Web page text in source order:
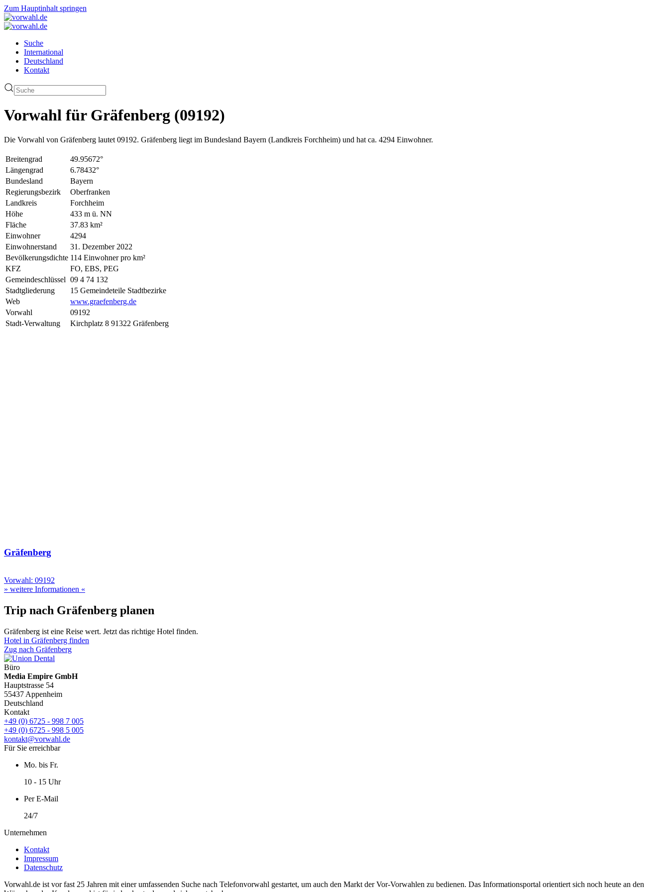
Zum Hauptinhalt springen
Suche
International
Deutschland
Kontakt
Vorwahl für Gräfenberg (09192)
Die Vorwahl von Gräfenberg lautet 09192. Gräfenberg liegt im Bundesland Bayern (Landkreis Forchheim) und hat ca. 4294 Einwohner.
Breitengrad
49.95672°
Längengrad
6.78432°
Bundesland
Bayern
Regierungsbezirk
Oberfranken
Landkreis
Forchheim
Höhe
433 m ü. NN
Fläche
37.83 km²
Einwohner
4294
Einwohnerstand
31. Dezember 2022
Bevölkerungsdichte 114 Einwohner pro km²
KFZ
FO, EBS, PEG
Gemeindeschlüssel 09 4 74 132
Stadtgliederung
15 Gemeindeteile Stadtbezirke
Web
www.graefenberg.de
Vorwahl
09192
Stadt-Verwaltung
Kirchplatz 8 91322 Gräfenberg
Gräfenberg
Vorwahl: 09192
» weitere Informationen «
Trip nach Gräfenberg planen
Gräfenberg ist eine Reise wert. Jetzt das richtige Hotel finden.
Hotel in Gräfenberg finden
Zug nach Gräfenberg
Büro
Media Empire GmbH
Hauptstrasse 54
55437 Appenheim
Deutschland
Kontakt
+49 (0) 6725 - 998 7 005
+49 (0) 6725 - 998 5 005
kontakt@vorwahl.de
Für Sie erreichbar
Mo. bis Fr.
10 - 15 Uhr
Per E-Mail
24/7
Unternehmen
Kontakt
Impressum
Datenschutz
Vorwahl.de ist vor fast 25 Jahren mit einer umfassenden Suche nach Telefonvorwahl gestartet, um auch den Markt der Vor-Vorwahlen zu bedienen. Das Informationsportal orientiert sich noch heute an den